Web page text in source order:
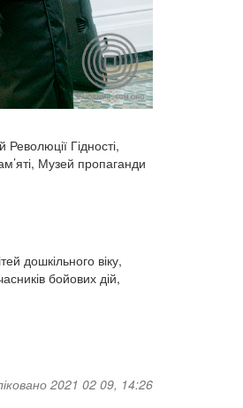
Гідності,
Музей пропаганди
дошкільного віку,
бойових дій,
2021 02 09, 14:26